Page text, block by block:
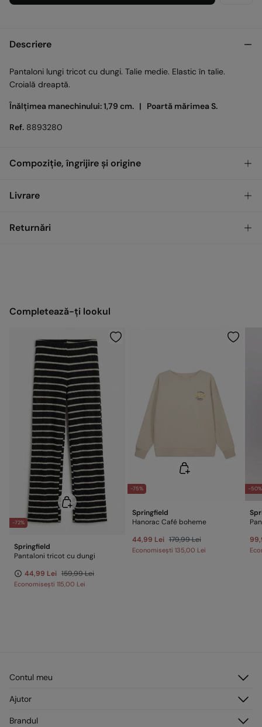
Descriere
Pantaloni lungi tricot cu dungi. Talie medie. Elastic în talie.
Croială dreaptă.
Înălțimea manechinului: 1,79 cm. | Poartă mărimea S.
Ref. 8893280
Compoziție, îngrijire și origine
Compoziţie
Îngrijire
Curățare uscată cu percloretilenă
Origine
Fabricat în: Cambodia
Distribuit de: Tendam Retail RO S.R.L.
Livrare
Ridicare din magazin
Returnări
Completează-ți lookul
-72%
Springfield
Pantaloni tricot cu dungi
44,99 Lei 159,99 Lei
Economisești 115,00 Lei
-75%
Springfield
Hanorac Café boheme
44,99 Lei 179,99 Lei
Economisești 135,00 Lei
-50%
Contul meu
Înregistrare
Adresele mele
Ajutor
Brandul